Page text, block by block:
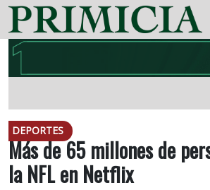
DEPORTES
Más de 65 millones de
la NFL en Netflix